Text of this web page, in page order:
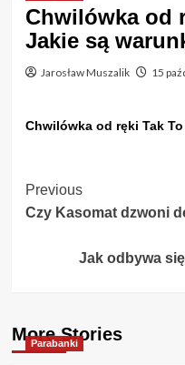
Chwilówka od
Jakie są
Jarosław Muszalik 15
Chwilówka od ręki Tak
Post
Navigation
Previous
Czy Kasomat dzwoni
Jak odbywa
More Stories
Parabanki